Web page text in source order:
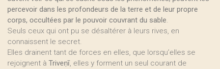
percevoir dans les profondeurs de la terre et de leur propre
corps, occultées par le pouvoir couvrant du sable.
Seuls ceux qui ont pu se désaltérer à leurs rives, en
connaissent le secret.
Elles drainent tant de forces en elles, que lorsqu’elles se
rejoignent à Triveṇī, elles y forment un seul courant de